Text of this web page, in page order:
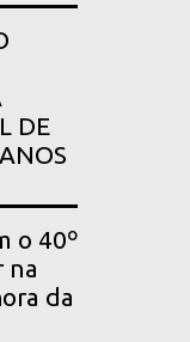
DE
o 40º
na
da